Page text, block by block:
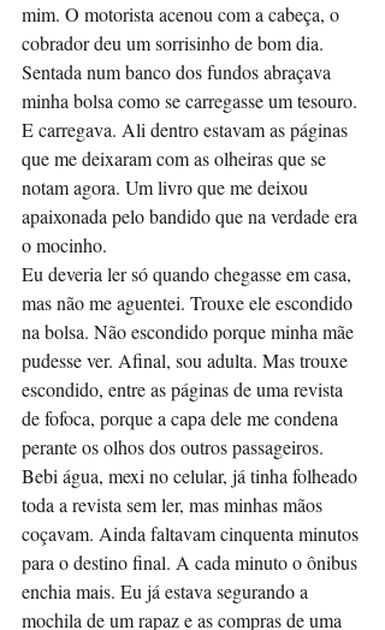
mim. O motorista acenou com a cabeça, o
cobrador deu um sorrisinho de bom dia.
Sentada num banco dos fundos abraçava
minha bolsa como se carregasse um tesouro.
E carregava. Ali dentro estavam as páginas
que me deixaram com as olheiras que se
notam agora. Um livro que me deixou
apaixonada pelo bandido que na verdade era
o mocinho.
Eu deveria ler só quando chegasse em casa,
mas não me aguentei. Trouxe ele escondido
na bolsa. Não escondido porque minha mãe
pudesse ver. Afinal, sou adulta. Mas trouxe
escondido, entre as páginas de uma revista
de fofoca, porque a capa dele me condena
perante os olhos dos outros passageiros.
Bebi água, mexi no celular, já tinha folheado
toda a revista sem ler, mas minhas mãos
coçavam. Ainda faltavam cinquenta minutos
para o destino final. A cada minuto o ônibus
enchia mais. Eu já estava segurando a
mochila de um rapaz e as compras de uma